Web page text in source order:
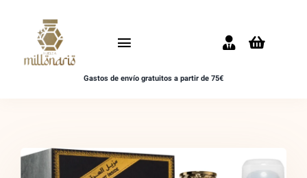
contenido
Toggle
Navigation
UNISEX
Gastos de envío gratuitos a partir de 75€